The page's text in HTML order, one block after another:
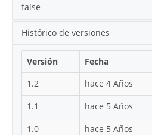
false
Histórico de versiones
Versión Fecha
1.2
hace 4 Años
1.1
hace 5 Años
1.0
hace 5 Años